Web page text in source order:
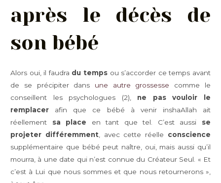
après le décès de
son bébé
Alors oui, il faudra du temps ou s’accorder ce temps avant
de se précipiter dans une autre grossesse comme le
conseillent les psychologues (2), ne pas vouloir le
remplacer afin que ce bébé à venir inshaAllah ait
réellement sa place en tant que tel. C’est aussi se
projeter différemment, avec cette réelle conscience
supplémentaire que bébé peut naître, oui, mais aussi qu’il
mourra, à une date qui n’est connue du Créateur Seul. « Et
c’est à Lui que nous sommes et que nous retournerons »,